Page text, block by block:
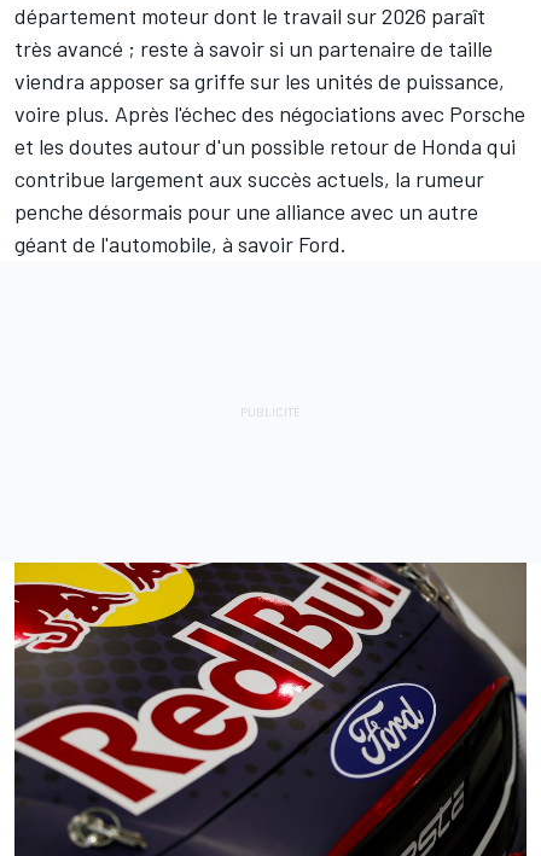
département moteur dont le travail sur 2026 paraît
très avancé ; reste à savoir si un partenaire de taille
viendra apposer sa griffe sur les unités de puissance,
voire plus. Après l'échec des négociations avec Porsche
et les doutes autour d'un possible retour de Honda qui
contribue largement aux succès actuels, la rumeur
penche désormais pour une alliance avec un autre
géant de l'automobile, à savoir Ford.